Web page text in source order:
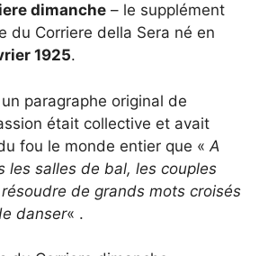
dimanche – le supplément
du Corriere della Sera né en
1925.
paragraphe original de
était collective et avait
fou le monde entier que « A
les salles de bal, les couples
de grands mots croisés
danser« .